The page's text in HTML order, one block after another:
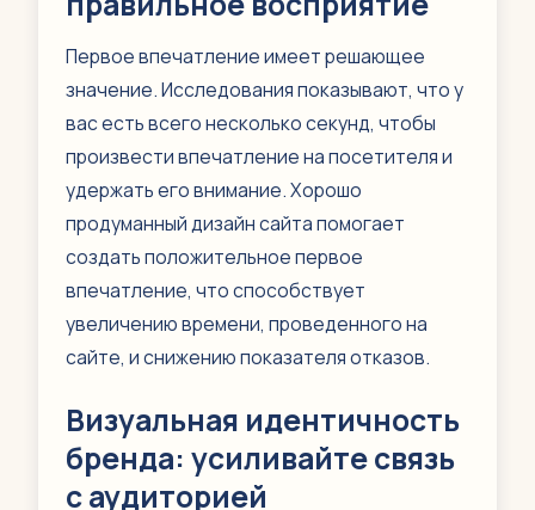
Первое впечатление имеет решающее
значение. Исследования показывают, что у
вас есть всего несколько секунд, чтобы
произвести впечатление на посетителя и
удержать его внимание. Хорошо
продуманный дизайн сайта помогает
создать положительное первое
впечатление, что способствует
увеличению времени, проведенного на
сайте, и снижению показателя отказов.
Визуальная идентичность
бренда: усиливайте связь
с аудиторией